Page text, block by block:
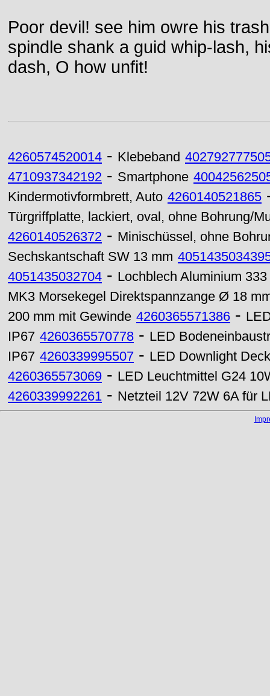
Poor devil! see him owre his
spindle shank a guid whip-lash,
dash, O how unfit!
4260574520014 - Klebeband
4710937342192 - Smartphone
Kindermotivformbrett, Auto 4260140521865
Türgriffplatte, lackiert, oval, ohne Bohrung/
4260140526372 - Minischüssel, ohne
Sechskantschaft SW 13 mm
4051435032704 - Lochblech Aluminium
MK3 Morsekegel Direktspannzange Ø 18
200 mm mit Gewinde 4260365571386 -
IP67 4260365570778 - LED
IP67 4260339995507 - LED Downlight
4260365573069 - LED Leuchtmittel G24
4260339992261 - Netzteil 12V 72W 6A für